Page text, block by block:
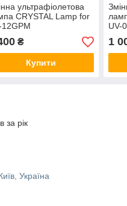
ультрафіолетова
CRYSTAL Lamp for
12GPM
₴
Купити
UV-
1
за рік
Україна